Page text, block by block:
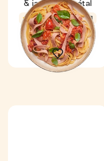
& jambon végétal
4,5 16 min 1